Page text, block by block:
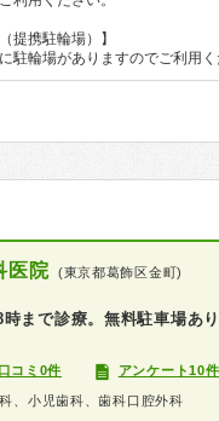
提携駐輪場）】
駐輪場がありますのでご利用く
医院 (東京都葛飾区金町)
まで診療。無料駐車場あ
口コミ0件 アンケート10件
、小児歯科、歯科口腔外科